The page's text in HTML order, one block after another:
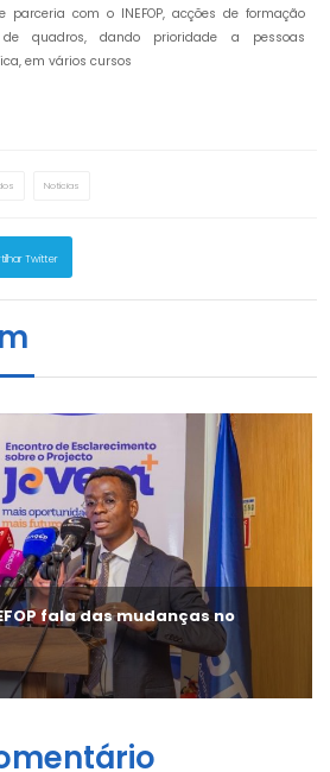
parceria com o INEFOP, acções de formação
de quadros, dando prioridade a pessoas
em vários cursos
Notícias
Twitter
fala das mudanças no